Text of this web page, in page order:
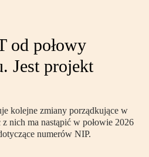
od połowy
Jest projekt
kolejne zmiany porządkujące w
nich ma nastąpić w połowie 2026
numerów NIP.